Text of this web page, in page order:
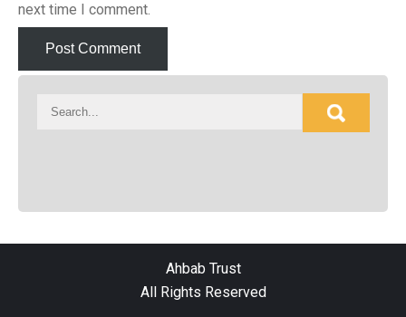
next time I comment.
Ahbab Trust
All Rights Reserved